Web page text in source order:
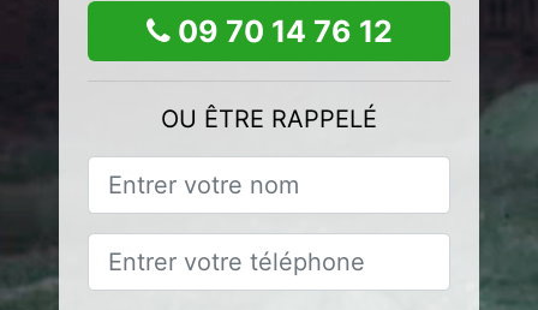
09 70 14 76 12
OU ÊTRE RAPPELÉ